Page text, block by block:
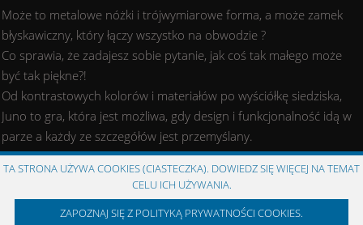
Może to metalowe nóżki i trójwymiarowe forma, a może zamek
błyskawiczny, który łączy wszystko na obwodzie ?
Co sprawia, że ​​zadajesz sobie pytanie, jak coś tak małego może
być tak piękne?!
Od kontrastowych kolorów i materiałów po wyściółkę siedziska,
Juno to gra, która jest możliwa, gdy design i funkcjonalność idą w
parze a każdy ze szczegółów jest przemyślany.
Fotel dla wszystkich stylów życia, jeden dla entuzjastów
nowoczesnego i klasycznego designu.
TA STRONA UŻYWA COOKIES (CIASTECZKA). DOWIEDZ SIĘ WIĘCEJ NA TEMAT
CELU ICH UŻYWANIA.
ZAPOZNAJ SIĘ Z POLITYKĄ PRYWATNOŚCI COOKIES.